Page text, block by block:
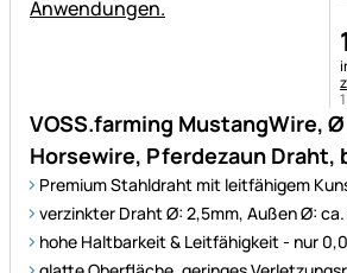
VOSS.farming MustangWire,
Horsewire, Pferdezaun Draht,
Premium Stahldraht mit leitfähigem
verzinkter Draht Ø: 2,5mm, Außen Ø:
hohe Haltbarkeit & Leitfähigkeit - nur